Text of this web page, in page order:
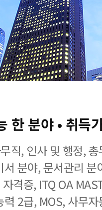
한 분야 • 취득
직, 인사 및 행정,
서 분야, 문서관리
격증, ITQ OA
력 2급, MOS, 사무